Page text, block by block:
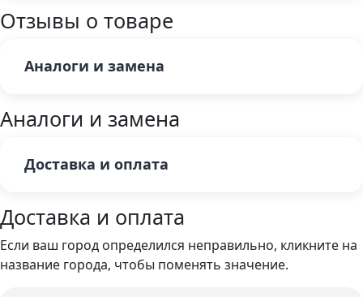
Отзывы о товаре
Аналоги и замена
Аналоги и замена
Доставка и оплата
Доставка и оплата
Если ваш город определился неправильно, кликните на
название города, чтобы поменять значение.